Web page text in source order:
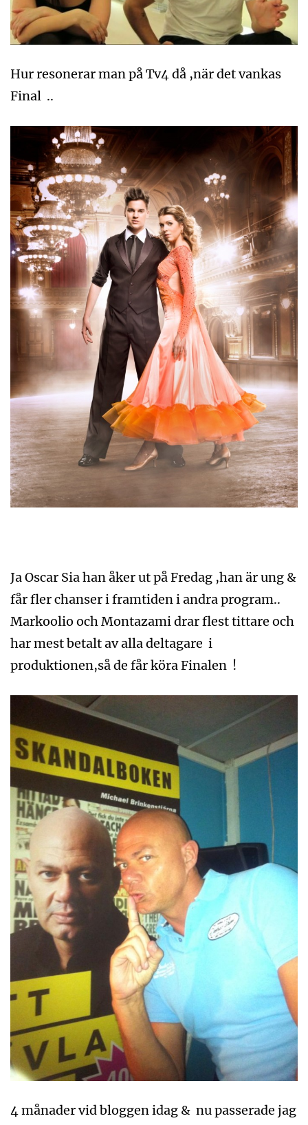
Hur resonerar man på Tv4 då ,när det vankas
Final ..
Ja Oscar Sia han åker ut på Fredag ,han är ung &
får fler chanser i framtiden i andra program..
Markoolio och Montazami drar flest tittare och
har mest betalt av alla deltagare i
produktionen,så de får köra Finalen !
4 månader vid bloggen idag & nu passerade jag